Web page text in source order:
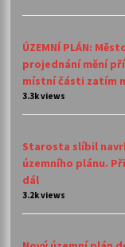
ÚZEMNÍ PLÁN:
projednání mění
místní části zatím
3.3k views
Starosta slíbil
územního plánu.
dál
3.2k views